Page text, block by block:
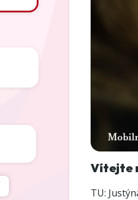
Vítejte
TU: